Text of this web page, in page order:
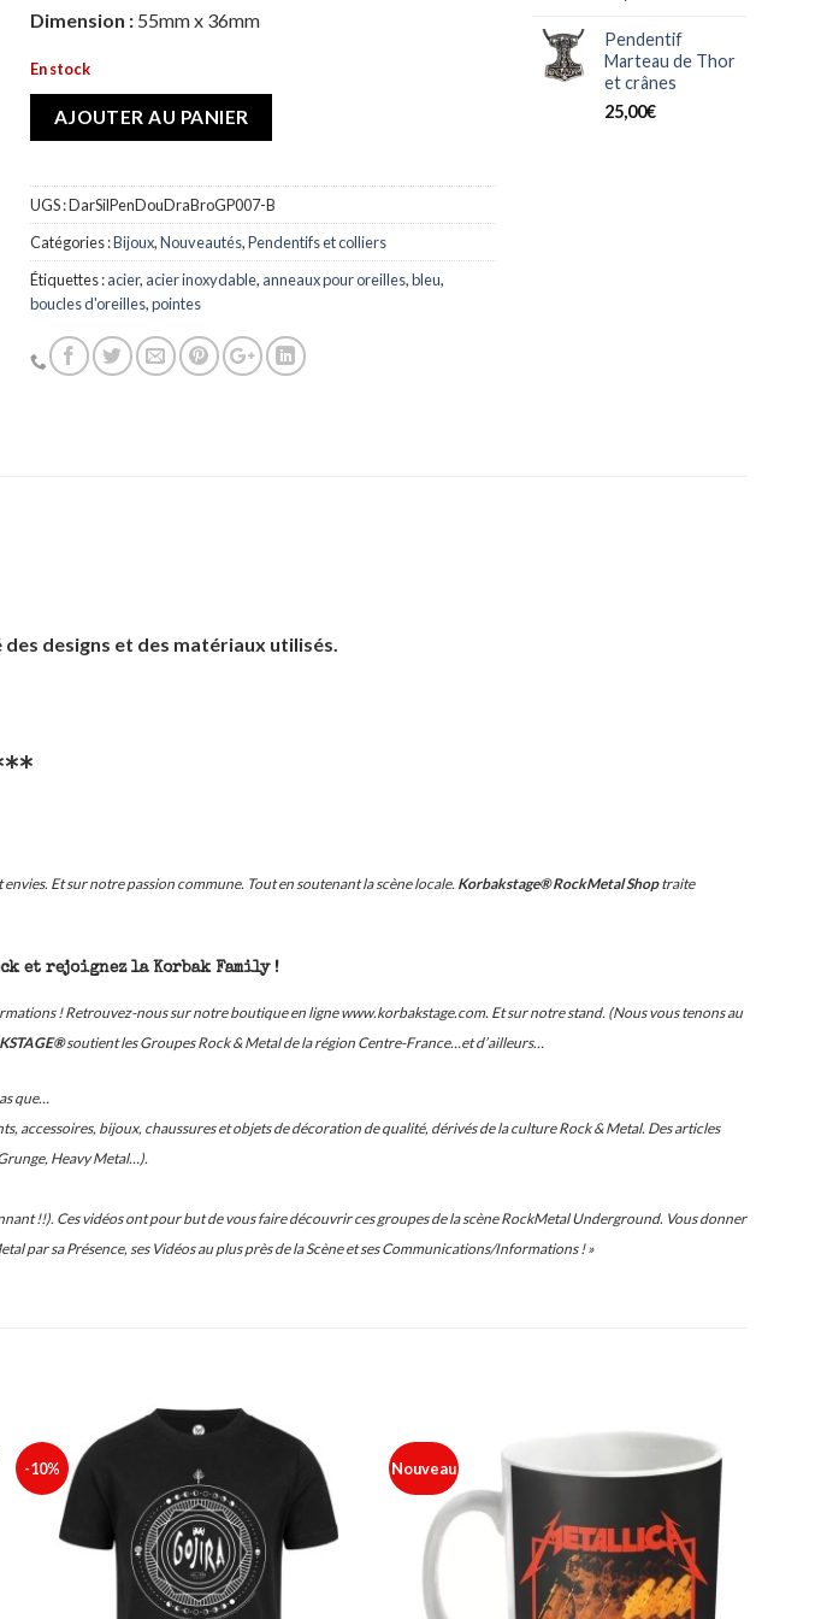
Dimension : 55mm x 36mm
En stock
AJOUTER AU PANIER
UGS :DarSilPenDouDraBroGP007-B
Catégories :Bijoux,Nouveautés,Pendentifs et colliers
Étiquettes :acier, acier inoxydable, anneaux pour oreilles,bleu,
boucles d'oreilles,pointes
Pendentif
Marteau de Thor
et crânes
25,00€
des designs et des matériaux utilisés.
Et sur notre passion commune. Tout en soutenant la scène locale. Korbakstage® RockMetal Shoptraite
et rejoignez la Korbak Family !
! Retrouvez-nous sur notre boutique en ligne www.korbakstage.com. Et sur notre stand. (Nous vous tenons au
soutient les Groupes Rock & Metal de la région Centre-France…et d’ailleurs…
que…
accessoires, bijoux, chaussures et objets de décoration de qualité, dérivés de la culture Rock & Metal. Des articles
Heavy Metal…).
!!). Ces vidéos ont pour but de vous faire découvrir ces groupes de la scène RockMetal Underground. Vous donner
par sa Présence, ses Vidéos au plus près de la Scène et ses Communications/Informations ! »
-10%
Ajouter
à ma
liste
Nouveau
Ajouter